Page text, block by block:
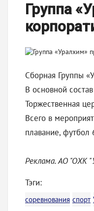
Группа
Сборная Группы
В основной
Торжественная
Всего в
плавание, футбол
Реклама. АО "ОХК
Тэги:
соревнования спорт